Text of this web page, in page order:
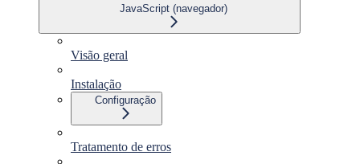
JavaScript (navegador)
Visão geral
Instalação
Configuração
Tratamento de erros